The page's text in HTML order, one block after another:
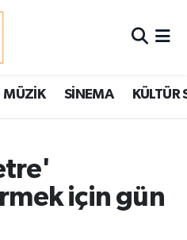
MÜZİK SİNEMA KÜLTÜR
için gün
ve Fikstür